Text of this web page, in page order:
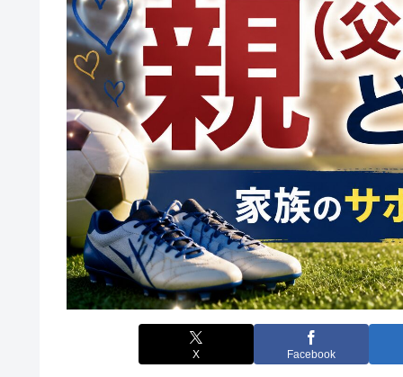
X Facebook